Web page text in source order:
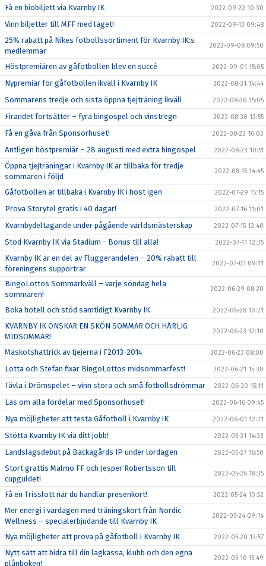
Få en biobiljett via Kvarnby IK 2022-09-22 10:30
Vinn biljetter till MFF med laget! 2022-09-13 09:48
25% rabatt på Nikes fotbollssortiment för Kvarnby IK:s
medlemmar
2022-09-08 09:50
Höstpremiären av gåfotbollen blev en succé 2022-09-01 15:05
Nypremiär för gåfotbollen ikväll i Kvarnby IK 2022-08-31 14:44
Sommarens tredje och sista öppna tjejträning ikväll 2022-08-30 15:05
Firandet fortsätter – fyra bingospel och vinstregn 2022-08-30 13:55
Få en gåva från Sponsorhuset! 2022-08-23 16:03
Äntligen höstpremiär – 28 augusti med extra bingospel 2022-08-23 10:51
Öppna tjejträningar i Kvarnby IK är tillbaka för tredje
sommaren i följd
2022-08-15 14:45
Gåfotbollen är tillbaka i Kvarnby IK i höst igen 2022-07-29 15:15
Prova Storytel gratis i 40 dagar! 2022-07-16 11:01
Kvarnbydeltagande under pågående världsmästerskap 2022-07-15 12:40
Stöd Kvarnby IK via Stadium - Bonus till alla! 2022-07-11 12:35
Kvarnby IK är en del av Flüggerandelen – 20% rabatt till
föreningens supportrar
2022-07-01 09:11
BingoLottos Sommarkväll – varje söndag hela
sommaren!
2022-06-29 08:20
Boka hotell och stöd samtidigt Kvarnby IK 2022-06-28 10:21
KVARNBY IK ÖNSKAR EN SKÖN SOMMAR OCH HÄRLIG
MIDSOMMAR!
2022-06-23 12:10
Maskotshattrick av tjejerna i F2013-2014 2022-06-23 08:00
Lotta och Stefan fixar BingoLottos midsommarfest! 2022-06-21 15:30
Tävla i Drömspelet – vinn stora och små fotbollsdrömmar 2022-06-20 15:11
Läs om alla fördelar med Sponsorhuset! 2022-06-16 09:45
Nya möjligheter att testa Gåfotboll i Kvarnby IK 2022-06-01 12:21
Stötta Kvarnby IK via ditt jobb! 2022-05-31 14:33
Landslagsdebut på Bäckagårds IP under lördagen 2022-05-27 16:50
Stort grattis Malmö FF och Jesper Robertsson till
cupguldet!
2022-05-26 18:35
Få en Trisslott när du handlar presenkort! 2022-05-24 10:52
Mer energi i vardagen med träningskort från Nordic
Wellness – specialerbjudande till Kvarnby IK
2022-05-24 09:14
Nya möjligheter att prova på gåfotboll i Kvarnby IK 2022-05-20 13:57
Nytt sätt att bidra till din lagkassa, klubb och den egna
plånboken!
2022-05-16 15:49